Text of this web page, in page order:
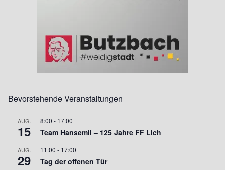
Bevorstehende Veranstaltungen
AUG.
15
8:00 - 17:00
Team Hansemil – 125 Jahre FF Lich
AUG.
29
11:00 - 17:00
Tag der offenen Tür